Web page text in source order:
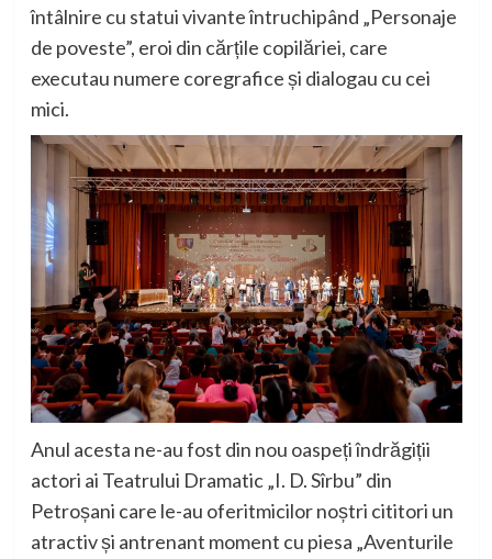
întâlnire cu statui vivante întruchipând „Personaje
de poveste”, eroi din cărțile copilăriei, care
executau numere coregrafice și dialogau cu cei
mici.
Anul acesta ne-au fost din nou oaspeți îndrăgiții
actori ai Teatrului Dramatic„I. D.Sîrbu” din
Petroșani care le-au oferitmicilor noștri cititori un
atractiv și antrenant moment cu piesa „Aventurile